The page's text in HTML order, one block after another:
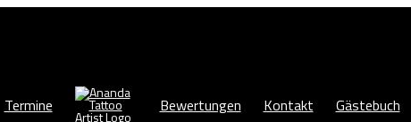
Termine Bewertungen Kontakt Gästebuch